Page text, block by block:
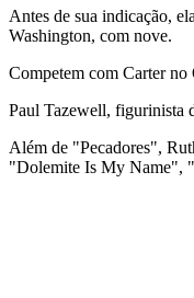
Antes de sua indicação,
Washington, com nove.
Competem com Carter
Paul Tazewell, figurinista
Além de "Pecadores",
"Dolemite Is My Name",